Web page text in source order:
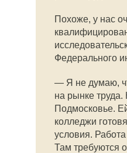
Похоже, у нас
Федерального
— Я не думаю,
на рынке
Подмосковье.
колледжи
условия.
Там требуются